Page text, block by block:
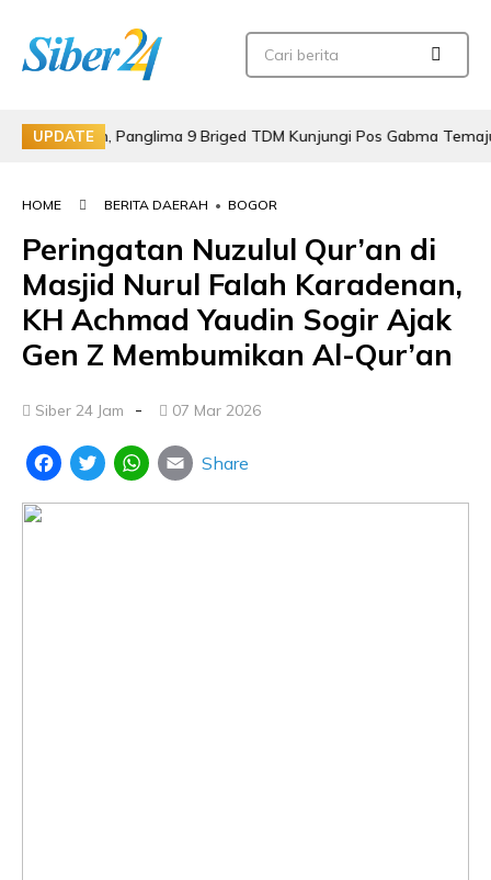
UPDATE
Panglima 9 Briged TDM Kunjungi Pos Gabma Temajuk dan
HOME BERITA DAERAH • BOGOR
Peringatan Nuzulul Qur’an di
Masjid Nurul Falah Karadenan,
KH Achmad Yaudin Sogir Ajak
Gen Z Membumikan Al-Qur’an
Siber 24 Jam - 07 Mar 2026
FacebookTwitterWhatsApp
Email
Share